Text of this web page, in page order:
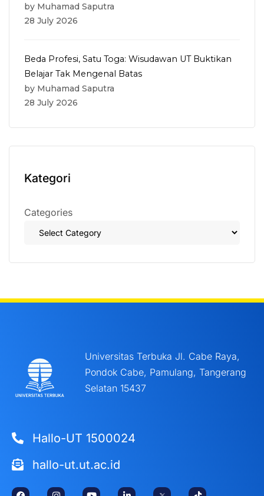
by Muhamad Saputra
28 July 2026
Beda Profesi, Satu Toga: Wisudawan UT Buktikan
Belajar Tak Mengenal Batas
by Muhamad Saputra
28 July 2026
Kategori
Categories
Universitas Terbuka Jl. Cabe Raya,
Pondok Cabe, Pamulang, Tangerang
Selatan 15437
Hallo-UT 1500024
hallo-ut.ut.ac.id